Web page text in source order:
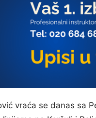
vraća se danas sa